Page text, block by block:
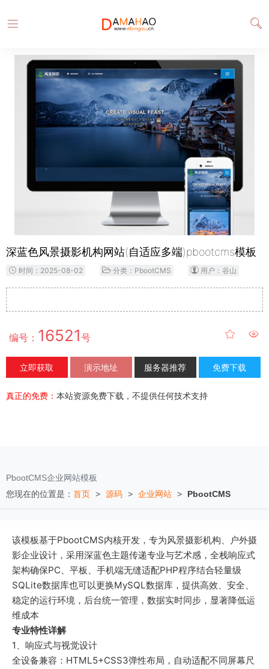
深蓝色风景摄影机构网站(自适应多端)pbootcms模板
时间：2025-08-02 分类：PbootCMS 用户：谷山
编号： 16521号
立即获取 演示地址 服务器推荐 免费下载
真正的免费： 本站资源免费下载，不提供任何技术支持
PbootCMS企业网站模板
您现在的位置是： 首页 > 源码 > 企业网站 > PbootCMS
该模板基于PbootCMS内核开发，专为风景摄影机构、户外摄
影企业设计，采用深蓝色主题传递专业与艺术感，全栈响应式
架构确保PC、平板、手机端无缝适配PHP程序结合轻量级
SQLite数据库也可以更换MySQL数据库，提供高效、安全、
稳定的运行环境，后台统一管理，数据实时同步，显著降低运
维成本
专业特性详解
1、响应式与视觉设计
全设备兼容：HTML5+CSS3弹性布局，自动适配不同屏幕尺